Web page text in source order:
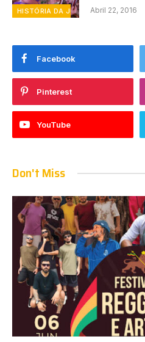
HISTÓRIA DA JURÉIAAbril 22, 2016
Facebook
Pinterest
YouTube
Don't Miss